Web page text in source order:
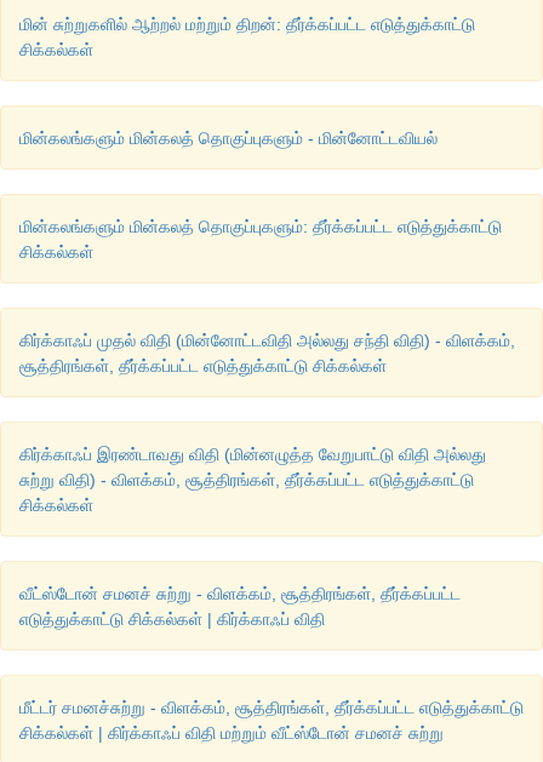
மின் சுற்றுகளில் ஆற்றல் மற்றும் திறன்: தீர்க்கப்பட்ட எடுத்துக்காட்டு
சிக்கல்கள்
மின்கலங்களும் மின்கலத் தொகுப்புகளும் - மின்னோட்டவியல்
மின்கலங்களும் மின்கலத் தொகுப்புகளும்: தீர்க்கப்பட்ட எடுத்துக்காட்டு
சிக்கல்கள்
கிர்க்காஃப் முதல் விதி (மின்னோட்டவிதி அல்லது சந்தி விதி) - விளக்கம்,
சூத்திரங்கள், தீர்க்கப்பட்ட எடுத்துக்காட்டு சிக்கல்கள்
கிர்க்காஃப் இரண்டாவது விதி (மின்னழுத்த வேறுபாட்டு விதி அல்லது
சுற்று விதி) - விளக்கம், சூத்திரங்கள், தீர்க்கப்பட்ட எடுத்துக்காட்டு
சிக்கல்கள்
வீட்ஸ்டோன் சமனச் சுற்று - விளக்கம், சூத்திரங்கள், தீர்க்கப்பட்ட
எடுத்துக்காட்டு சிக்கல்கள் | கிர்க்காஃப் விதி
மீட்டர் சமனச்சுற்று - விளக்கம், சூத்திரங்கள், தீர்க்கப்பட்ட எடுத்துக்காட்டு
சிக்கல்கள் | கிர்க்காஃப் விதி மற்றும் வீட்ஸ்டோன் சமனச் சுற்று